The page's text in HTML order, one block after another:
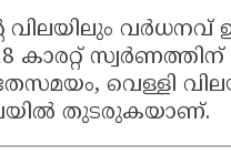
വിലയിലും വർധനവ്
സ്വർണത്തിന്
വെള്ളി
തുടരുകയാണ്.